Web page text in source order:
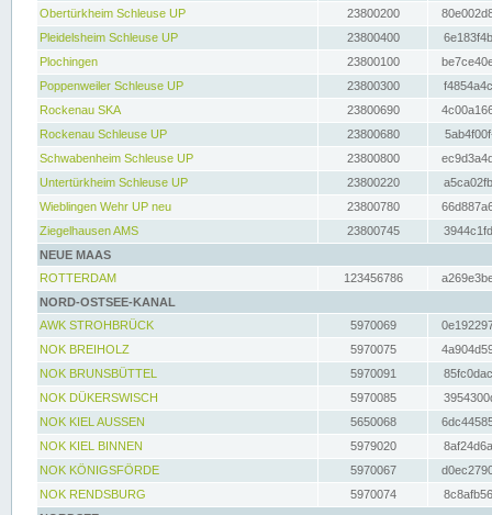
Obertürkheim Schleuse UP
23800200
Pleidelsheim Schleuse UP
23800400
Plochingen
23800100
Poppenweiler Schleuse UP
23800300
Rockenau SKA
23800690
Rockenau Schleuse UP
23800680
Schwabenheim Schleuse UP
23800800
Untertürkheim Schleuse UP
23800220
Wieblingen Wehr UP neu
23800780
Ziegelhausen AMS
23800745
NEUE MAAS
ROTTERDAM
123456786
NORD-OSTSEE-KANAL
AWK STROHBRÜCK
5970069
NOK BREIHOLZ
5970075
NOK BRUNSBÜTTEL
5970091
NOK DÜKERSWISCH
5970085
NOK KIEL AUSSEN
5650068
NOK KIEL BINNEN
5979020
NOK KÖNIGSFÖRDE
5970067
NOK RENDSBURG
5970074